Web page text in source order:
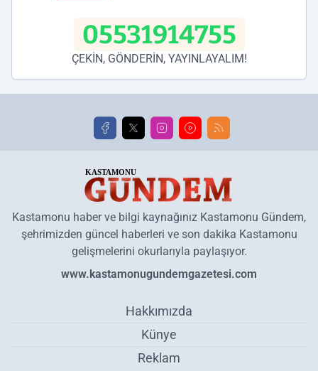
05531914755
ÇEKİN, GÖNDERİN, YAYINLAYALIM!
Kastamonu haber ve bilgi kaynağınız Kastamonu Gündem,
şehrimizden güncel haberleri ve son dakika Kastamonu
gelişmelerini okurlarıyla paylaşıyor.
www.kastamonugundemgazetesi.com
Hakkımızda
Künye
Reklam